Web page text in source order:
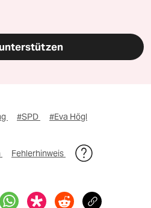
#SPD #Eva Högl
Fehlerhinweis